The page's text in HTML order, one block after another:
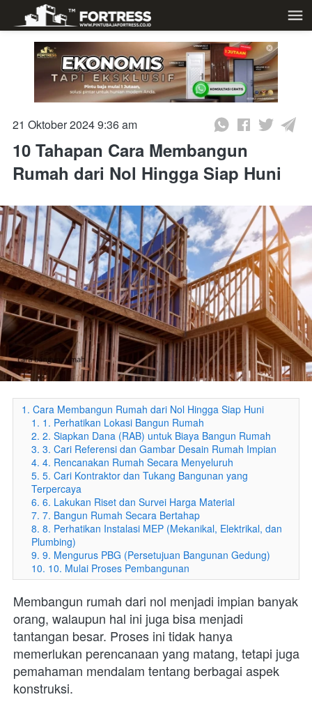
21 Oktober 2024 9:36 am
10 Tahapan Cara Membangun
Rumah dari Nol Hingga Siap Huni
1. Cara Membangun Rumah dari Nol Hingga Siap Huni
1. 1. Perhatikan Lokasi Bangun Rumah
2. 2. Siapkan Dana (RAB) untuk Biaya Bangun Rumah
3. 3. Cari Referensi dan Gambar Desain Rumah Impian
4. 4. Rencanakan Rumah Secara Menyeluruh
5. 5. Cari Kontraktor dan Tukang Bangunan yang
Terpercaya
6. 6. Lakukan Riset dan Survei Harga Material
7. 7. Bangun Rumah Secara Bertahap
8. 8. Perhatikan Instalasi MEP (Mekanikal, Elektrikal, dan
Plumbing)
9. 9. Mengurus PBG (Persetujuan Bangunan Gedung)
10. 10. Mulai Proses Pembangunan
Membangun rumah dari nol menjadi impian banyak
orang, walaupun hal ini juga bisa menjadi
tantangan besar. Proses ini tidak hanya
memerlukan perencanaan yang matang, tetapi juga
pemahaman mendalam tentang berbagai aspek
konstruksi.